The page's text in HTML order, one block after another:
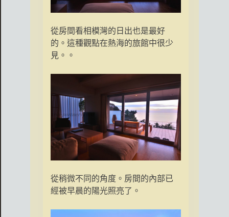
從房間看相模灣的日出也是最好
的。這種觀點在熱海的旅館中很少
見。。
從稍微不同的角度。房間的內部已
經被早晨的陽光照亮了。